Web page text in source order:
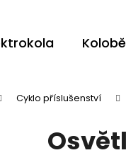
Cyklo příslušenství